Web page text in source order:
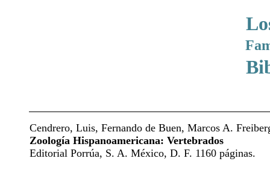
Cendrero, Luis, Fernando de Buen, Marcos A.
Zoología Hispanoamericana: Vertebrados
Editorial Porrúa, S. A. México, D. F. 1160 páginas.